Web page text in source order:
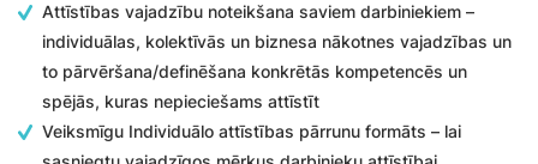
Attīstības vajadzību noteikšana saviem darbiniekiem –
individuālas, kolektīvās un biznesa nākotnes vajadzības un
to pārvēršana/definēšana konkrētās kompetencēs un
spējās, kuras nepieciešams attīstīt
Veiksmīgu Individuālo attīstības pārrunu formāts – lai